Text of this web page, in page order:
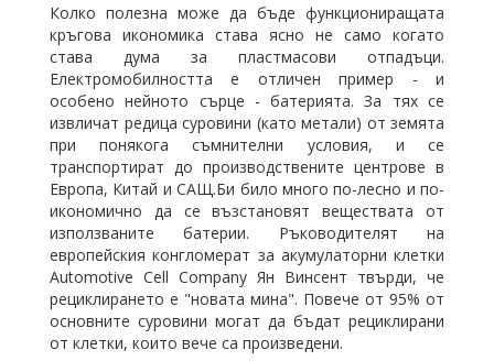
Колко полезна може да бъде функциониращата
кръгова икономика става ясно не само когато
става дума за пластмасови отпадъци.
Електромобилността е отличен пример - и
особено нейното сърце - батерията. За тях се
извличат редица суровини (като метали) от земята
при понякога съмнителни условия, и се
транспортират до производствените центрове в
Европа, Китай и САЩ.Би било много по-лесно и по-
икономично да се възстановят веществата от
използваните батерии. Ръководителят на
европейския конгломерат за акумулаторни клетки
Automotive Cell Company Ян Винсент твърди, че
рециклирането е "новата мина". Повече от 95% от
основните суровини могат да бъдат рециклирани
от клетки, които вече са произведени.